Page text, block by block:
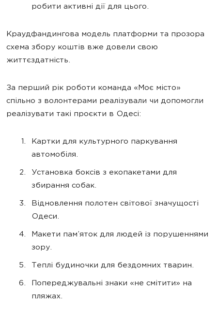
робити активні дії для цього.
Краудфандингова модель платформи та прозора
схема збору коштів вже довели свою
життєздатність.
За перший рік роботи команда «Моє місто»
спільно з волонтерами реалізували чи допомогли
реалізувати такі проєкти в Одесі:
Картки для культурного паркування
автомобіля.
Установка боксів з екопакетами для
збирання собак.
Відновлення полотен світової значущості
Одеси.
Макети пам’яток для людей із порушеннями
зору.
Теплі будиночки для бездомних тварин.
Попереджувальні знаки «не смітити» на
пляжах.